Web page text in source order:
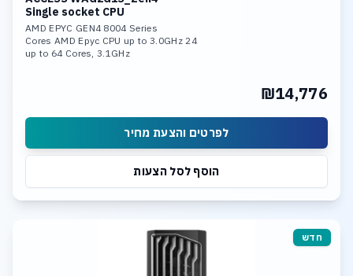
Single socket CPU
AMD EPYC GEN4 8004 Series
24 Cores AMD Epyc CPU up to 3.0GHz
up to 64 Cores, 3.1GHz
from 960GB up to 60TB PCIe 5.0 SSD)
Linux or Win 11 Pro O.S.
₪14,776
לפרטים והצעת מחיר
הוסף לסל הצעות
חדש